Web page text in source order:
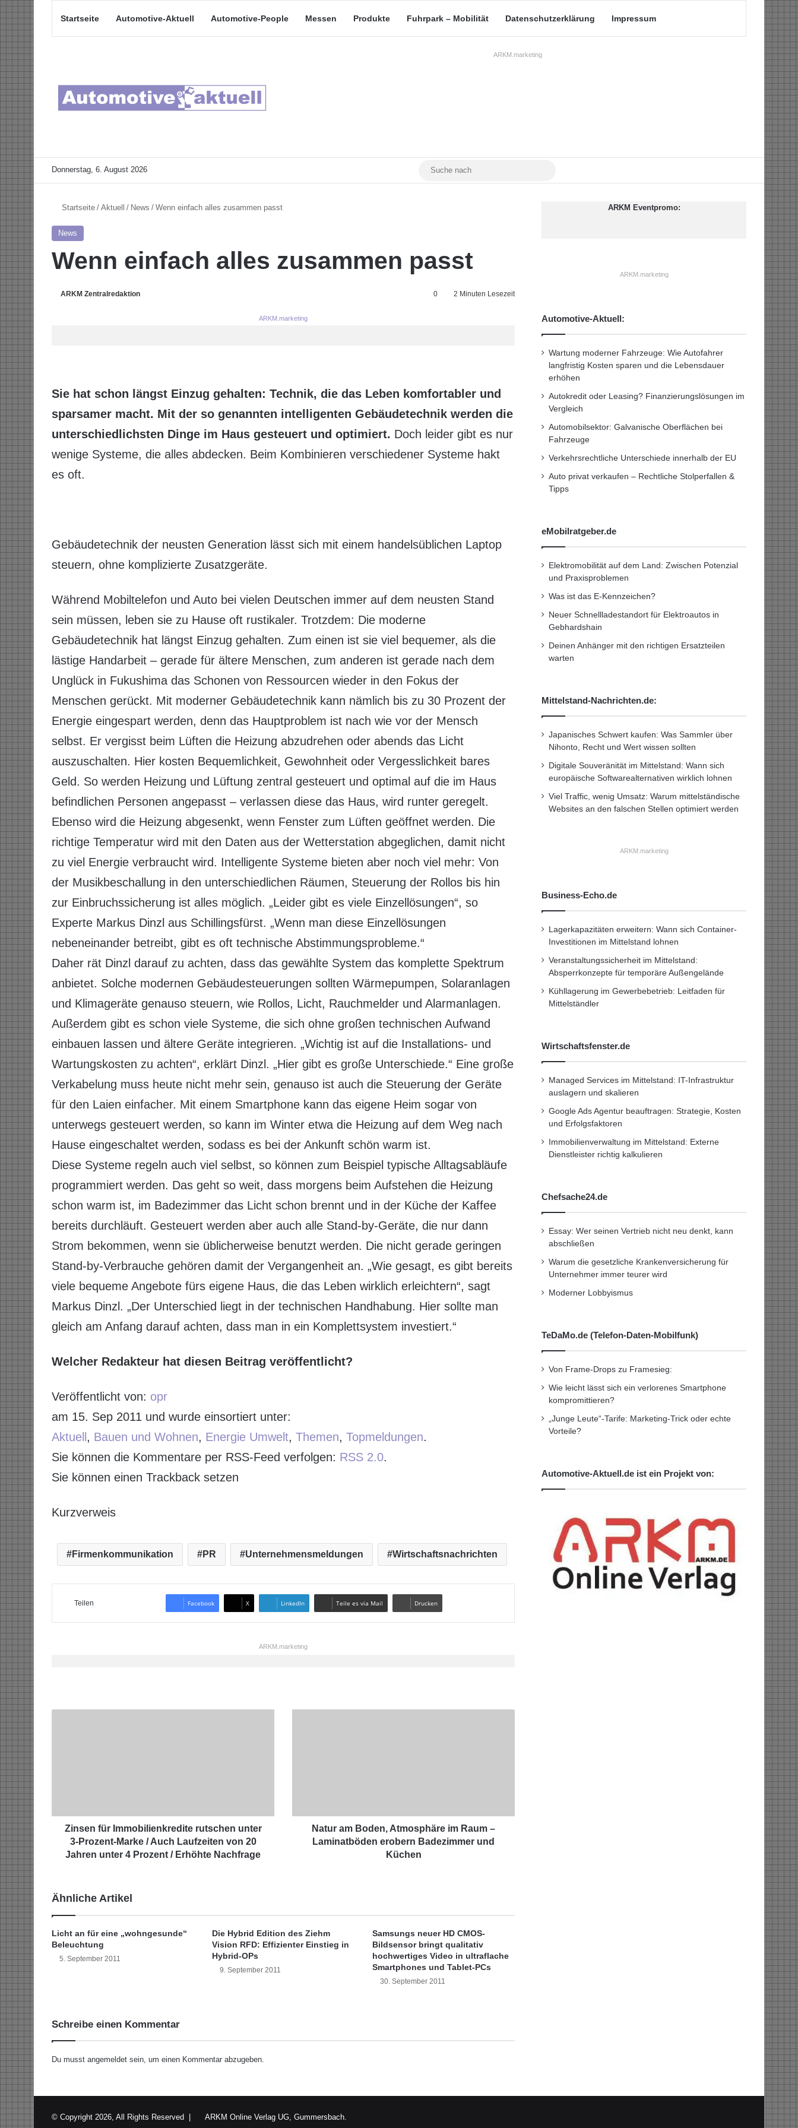
Startseite Automotive-Aktuell Automotive-People Messen Produkte Fuhrpark – Mobilität Datenschutzerklärung Impressum
ARKM.marketing
Donnerstag, 6. August 2026 YouTubeMastodon
Startseite / Aktuell / News / Wenn einfach alles zusammen passt
News
Wenn einfach alles zusammen passt
ARKM Zentralredaktion 0 2 Minuten Lesezeit
ARKM.marketing
Sie hat schon längst Einzug gehalten: Technik, die das Leben komfortabler und
sparsamer macht. Mit der so genannten intelligenten Gebäudetechnik werden die
unterschiedlichsten Dinge im Haus gesteuert und optimiert. Doch leider gibt es nur
wenige Systeme, die alles abdecken. Beim Kombinieren verschiedener Systeme hakt
es oft.
Gebäudetechnik der neusten Generation lässt sich mit einem handelsüblichen Laptop
steuern, ohne komplizierte Zusatzgeräte.
Während Mobiltelefon und Auto bei vielen Deutschen immer auf dem neusten Stand
sein müssen, leben sie zu Hause oft rustikaler. Trotzdem: Die moderne
Gebäudetechnik hat längst Einzug gehalten. Zum einen ist sie viel bequemer, als die
lästige Handarbeit – gerade für ältere Menschen, zum anderen ist gerade nach dem
Unglück in Fukushima das Schonen von Ressourcen wieder in den Fokus der
Menschen gerückt. Mit moderner Gebäudetechnik kann nämlich bis zu 30 Prozent der
Energie eingespart werden, denn das Hauptproblem ist nach wie vor der Mensch
selbst. Er vergisst beim Lüften die Heizung abzudrehen oder abends das Licht
auszuschalten. Hier kosten Bequemlichkeit, Gewohnheit oder Vergesslichkeit bares
Geld. So werden Heizung und Lüftung zentral gesteuert und optimal auf die im Haus
befindlichen Personen angepasst – verlassen diese das Haus, wird runter geregelt.
Ebenso wird die Heizung abgesenkt, wenn Fenster zum Lüften geöffnet werden. Die
richtige Temperatur wird mit den Daten aus der Wetterstation abgeglichen, damit nicht
zu viel Energie verbraucht wird. Intelligente Systeme bieten aber noch viel mehr: Von
der Musikbeschallung in den unterschiedlichen Räumen, Steuerung der Rollos bis hin
zur Einbruchssicherung ist alles möglich. „Leider gibt es viele Einzellösungen“, so
Experte Markus Dinzl aus Schillingsfürst. „Wenn man diese Einzellösungen
nebeneinander betreibt, gibt es oft technische Abstimmungsprobleme.“
Daher rät Dinzl darauf zu achten, dass das gewählte System das komplette Spektrum
anbietet. Solche modernen Gebäudesteuerungen sollten Wärmepumpen, Solaranlagen
und Klimageräte genauso steuern, wie Rollos, Licht, Rauchmelder und Alarmanlagen.
Außerdem gibt es schon viele Systeme, die sich ohne großen technischen Aufwand
einbauen lassen und ältere Geräte integrieren. „Wichtig ist auf die Installations- und
Wartungskosten zu achten“, erklärt Dinzl. „Hier gibt es große Unterschiede.“ Eine große
Verkabelung muss heute nicht mehr sein, genauso ist auch die Steuerung der Geräte
für den Laien einfacher. Mit einem Smartphone kann das eigene Heim sogar von
unterwegs gesteuert werden, so kann im Winter etwa die Heizung auf dem Weg nach
Hause eingeschaltet werden, sodass es bei der Ankunft schön warm ist.
Diese Systeme regeln auch viel selbst, so können zum Beispiel typische Alltagsabläufe
programmiert werden. Das geht so weit, dass morgens beim Aufstehen die Heizung
schon warm ist, im Badezimmer das Licht schon brennt und in der Küche der Kaffee
bereits durchläuft. Gesteuert werden aber auch alle Stand-by-Geräte, die nur dann
Strom bekommen, wenn sie üblicherweise benutzt werden. Die nicht gerade geringen
Stand-by-Verbrauche gehören damit der Vergangenheit an. „Wie gesagt, es gibt bereits
viele bequeme Angebote fürs eigene Haus, die das Leben wirklich erleichtern“, sagt
Markus Dinzl. „Der Unterschied liegt in der technischen Handhabung. Hier sollte man
gleich am Anfang darauf achten, dass man in ein Komplettsystem investiert.“
Welcher Redakteur hat diesen Beitrag veröffentlicht?
Veröffentlicht von: opr
am 15. Sep 2011 und wurde einsortiert unter:
Aktuell , Bauen und Wohnen, Energie Umwelt, Themen, Topmeldungen.
Sie können die Kommentare per RSS-Feed verfolgen: RSS 2.0.
Sie können einen Trackback setzen
Kurzverweis
Firmenkommunikation PR Unternehmensmeldungen Wirtschaftsnachrichten
Teilen Facebook X LinkedIn Teile es via Mail Drucken
ARKM.marketing
r
l
i
n
e
r
t
e
Zinsen für Immobilienkredite rutschen unter
3-Prozent-Marke / Auch Laufzeiten von 20
Jahren unter 4 Prozent / Erhöhte Nachfrage
o
o
p
a
m
Natur am Boden, Atmosphäre im Raum –
Laminatböden erobern Badezimmer und
Küchen
Ähnliche Artikel
Licht an für eine „wohngesunde“
Beleuchtung
5. September 2011
Die Hybrid Edition des Ziehm
Vision RFD: Effizienter Einstieg in
Hybrid-OPs
9. September 2011
Samsungs neuer HD CMOS-
Bildsensor bringt qualitativ
hochwertiges Video in ultraflache
Smartphones und Tablet-PCs
30. September 2011
Schreibe einen Kommentar
Du musst angemeldet sein, um einen Kommentar abzugeben.
ARKM Eventpromo:
ARKM.marketing
Automotive-Aktuell:
Wartung moderner Fahrzeuge: Wie Autofahrer
langfristig Kosten sparen und die Lebensdauer
erhöhen
Autokredit oder Leasing? Finanzierungslösungen im
Vergleich
Automobilsektor: Galvanische Oberflächen bei
Fahrzeuge
Verkehrsrechtliche Unterschiede innerhalb der EU
Auto privat verkaufen – Rechtliche Stolperfallen &
Tipps
eMobilratgeber.de
Elektromobilität auf dem Land: Zwischen Potenzial
und Praxisproblemen
Was ist das E-Kennzeichen?
Neuer Schnellladestandort für Elektroautos in
Gebhardshain
Deinen Anhänger mit den richtigen Ersatzteilen
warten
Mittelstand-Nachrichten.de:
Japanisches Schwert kaufen: Was Sammler über
Nihonto, Recht und Wert wissen sollten
Digitale Souveränität im Mittelstand: Wann sich
europäische Softwarealternativen wirklich lohnen
Viel Traffic, wenig Umsatz: Warum mittelständische
Websites an den falschen Stellen optimiert werden
ARKM.marketing
Business-Echo.de
Lagerkapazitäten erweitern: Wann sich Container-
Investitionen im Mittelstand lohnen
Veranstaltungssicherheit im Mittelstand:
Absperrkonzepte für temporäre Außengelände
Kühllagerung im Gewerbebetrieb: Leitfaden für
Mittelständler
Wirtschaftsfenster.de
Managed Services im Mittelstand: IT-Infrastruktur
auslagern und skalieren
Google Ads Agentur beauftragen: Strategie, Kosten
und Erfolgsfaktoren
Immobilienverwaltung im Mittelstand: Externe
Dienstleister richtig kalkulieren
Chefsache24.de
Essay: Wer seinen Vertrieb nicht neu denkt, kann
abschließen
Warum die gesetzliche Krankenversicherung für
Unternehmer immer teurer wird
Moderner Lobbyismus
TeDaMo.de (Telefon-Daten-Mobilfunk)
Von Frame-Drops zu Framesieg:
Wie leicht lässt sich ein verlorenes Smartphone
kompromittieren?
„Junge Leute“-Tarife: Marketing-Trick oder echte
Vorteile?
Automotive-Aktuell.de ist ein Projekt von:
© Copyright 2026, All Rights Reserved | ARKM Online Verlag UG, Gummersbach.